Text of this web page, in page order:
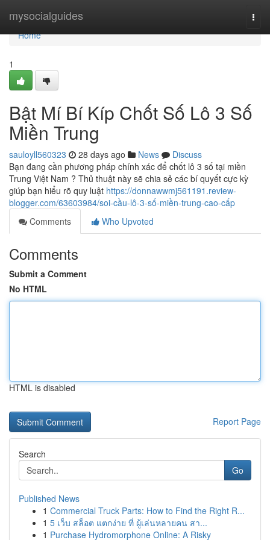
mysocialguides
Home
Home
1
Bật Mí Bí Kíp Chốt Số Lô 3 Số
Miền Trung
sauloyll560323 28 days ago News
Discuss
Bạn đang cần phương pháp chính xác để chốt lô 3 số tại miền
Trung Việt Nam ? Thủ thuật này sẽ chia sẻ các bí quyết cực kỳ
giúp bạn hiểu rõ quy luật https://donnawwmj561191.review-
blogger.com/63603984/soi-cầu-lô-3-số-miền-trung-cao-cấp
Comments
Who Upvoted
Comments
Submit a Comment
No HTML
HTML is disabled
Report Page
Search
Go
Published News
1 Commercial Truck Parts: How to Find the Right R...
1 5 เว็บ สล็อต แตกง่าย ที่ ผู้เล่นหลายคน สา...
1 Purchase Hydromorphone Online: A Risky